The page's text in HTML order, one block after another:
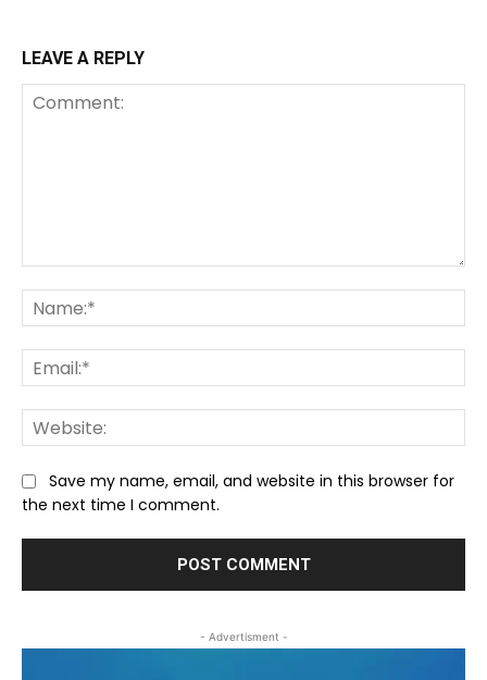
LEAVE A REPLY
Save my name, email, and website in this browser for
the next time I comment.
- Advertisment -